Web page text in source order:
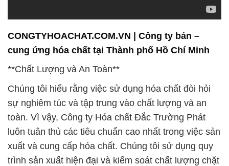
CONGTYHOACHAT.COM.VN | Công ty bán –
cung ứng hóa chất tại Thành phố Hồ Chí Minh
**Chất Lượng và An Toàn**
Chúng tôi hiểu rằng việc sử dụng hóa chất đòi hỏi
sự nghiêm túc và tập trung vào chất lượng và an
toàn. Vì vậy, Công ty Hóa chất Đắc Trường Phát
luôn tuân thủ các tiêu chuẩn cao nhất trong việc sản
xuất và cung cấp hóa chất. Chúng tôi sử dụng quy
trình sản xuất hiện đại và kiểm soát chất lượng chặt